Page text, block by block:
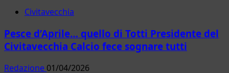
Civitavecchia
Pesce d’Aprile… quello di Totti Presidente del
Civitavecchia Calcio fece sognare tutti
Redazione 01/04/2026